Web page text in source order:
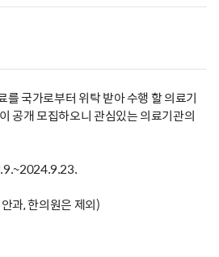
를 국가로부터 위탁 받아 수행 할 의료기
공개 모집하오니 관심있는 의료기관의
과, 한의원은 제외)